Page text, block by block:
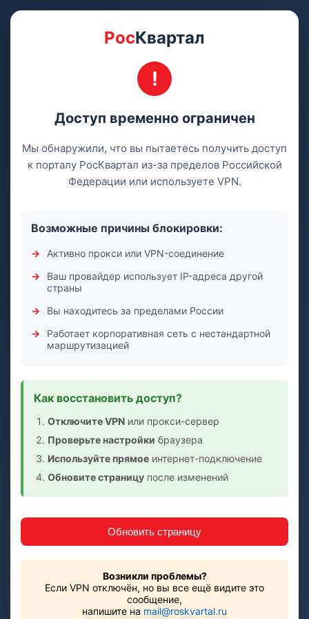
РосКвартал
Доступ временно ограничен
Мы обнаружили, что вы пытаетесь получить доступ
к порталу РосКвартал из-за пределов Российской
Федерации или используете VPN.
Возможные причины блокировки:
Активно прокси или VPN-соединение
Ваш провайдер использует IP-адреса другой
страны
Вы находитесь за пределами России
Работает корпоративная сеть с нестандартной
маршрутизацией
Как восстановить доступ?
Отключите VPN или прокси-сервер
Проверьте настройки браузера
Используйте прямое интернет-подключение
Обновите страницу после изменений
Обновить страницу
Возникли проблемы?
Если VPN отключён, но вы все ещё видите это
сообщение,
напишите на mail@roskvartal.ru